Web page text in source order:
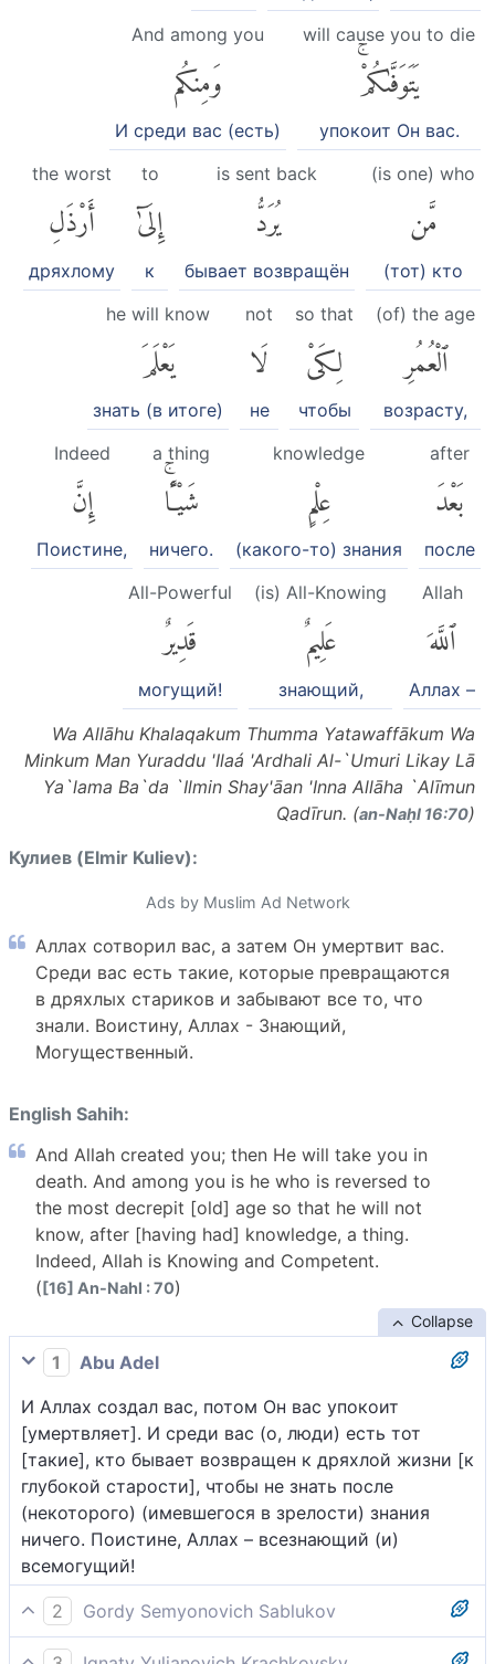
will cause you to die
يَتَوَفَّىٰكُمْۚ
упокоит Он вас.
And among you
وَمِنكُم
И среди вас (есть)
(is one) who
مَّن
(тот) кто
is sent back
يُرَدُّ
бывает возвращён
to
إِلَىٰٓ
к
the worst
أَرْذَلِ
дряхлому
(of) the age
ٱلْعُمُرِ
возрасту,
so that
لِكَىْ
чтобы
not
لَا
не
he will know
يَعْلَمَ
знать (в итоге)
after
بَعْدَ
после
knowledge
عِلْمٍ
(какого-то) знания
a thing
شَيْـًٔاۚ
ничего.
Indeed
إِنَّ
Поистине,
Allah
ٱللَّهَ
Аллах –
(is) All-Knowing
عَلِيمٌ
знающий,
All-Powerful
قَدِيرٌ
могущий!
Wa Allāhu Khalaqakum Thumma Yatawaffākum Wa
Minkum Man Yuraddu 'Ilaá 'Ardhali Al-`Umuri Likay Lā
Ya`lama Ba`da `Ilmin Shay'āan 'Inna Allāha `Alīmun
Qadīrun. (an-Naḥl 16:70)
Кулиев (Elmir Kuliev):
Ads by Muslim Ad Network
Аллах сотворил вас, а затем Он умертвит вас.
Среди вас есть такие, которые превращаются
в дряхлых стариков и забывают все то, что
знали. Воистину, Аллах - Знающий,
Могущественный.
English Sahih:
And Allah created you; then He will take you in
death. And among you is he who is reversed to
the most decrepit [old] age so that he will not
know, after [having had] knowledge, a thing.
Indeed, Allah is Knowing and Competent.
([16] An-Nahl : 70)
Collapse
1
Abu Adel
И Аллах создал вас, потом Он вас упокоит
[умертвляет]. И среди вас (о, люди) есть тот
[такие], кто бывает возвращен к дряхлой жизни [к
глубокой старости], чтобы не знать после
(некоторого) (имевшегося в зрелости) знания
ничего. Поистине, Аллах – всезнающий (и)
всемогущий!
2
Gordy Semyonovich Sablukov
Бог творит вас, и после посылает вам кончину: